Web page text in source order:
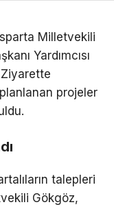
Milletvekili
Yardımcısı
projeler
talepleri
Gökgöz,